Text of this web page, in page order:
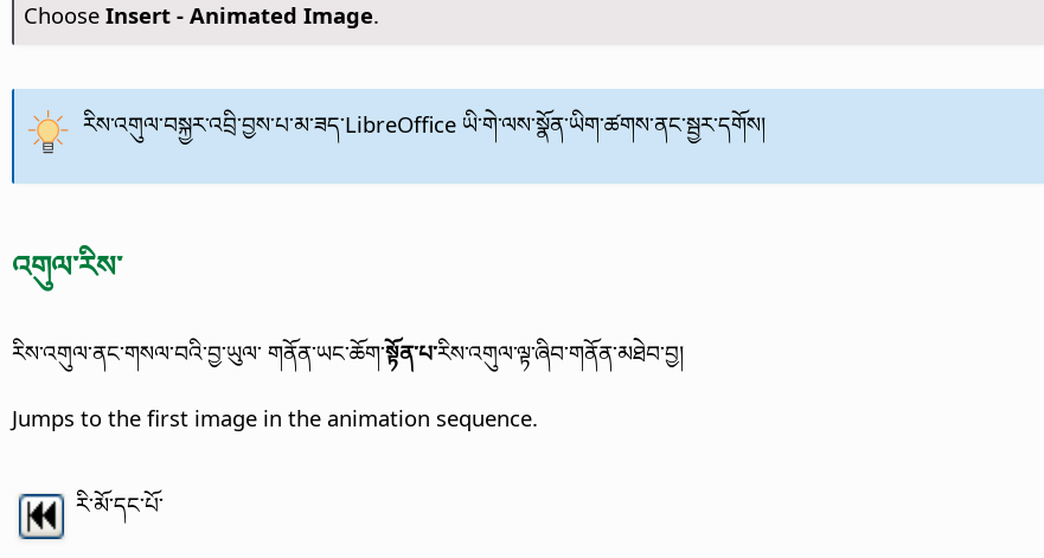
Choose Insert - Animated Image.
རིས་འགུལ་བསྐྱར་འབྲི་བྱས་པ་མ་ཟད་LibreOfficeཡི་གེ་ལས་སྣོན་ཡིག་ཚགས་ནང་སྦྱར་དགོས།
འགུལ་རིས་
རིས་འགུལ་ནང་གསལ་བའི་བྱ་ཡུལ་ གནོན་ཡང་ཆོག་སྟོན་པ་རིས་འགུལ་ལྟ་ཞིབ་གནོན་མཐེབ་བྱ།
Jumps to the first image in the animation sequence.
རི་མོ་དང་པོ་